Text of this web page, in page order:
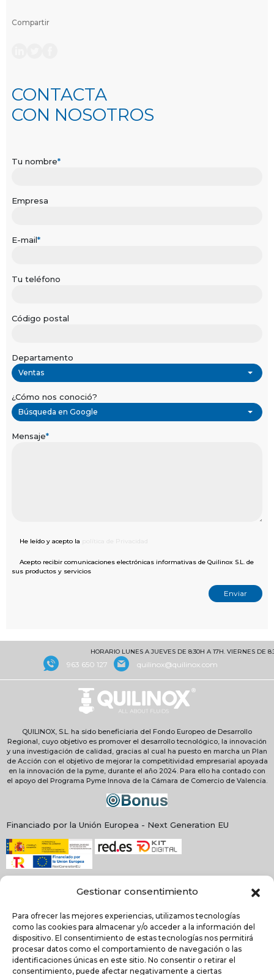
Gestionar consentimiento
Para ofrecer las mejores experiencias, utilizamos tecnologías
como las cookies para almacenar y/o acceder a la información del
dispositivo. El consentimiento de estas tecnologías nos permitirá
procesar datos como el comportamiento de navegación o las
identificaciones únicas en este sitio. No consentir o retirar el
consentimiento, puede afectar negativamente a ciertas
Compartir
CONTACTA
CON NOSOTROS
Tu nombre*
Empresa
E-mail*
Tu teléfono
Código postal
Departamento
Ventas
¿Cómo nos conoció?
Búsqueda en Google
Mensaje*
He leído y acepto la
Acepto recibir comunicaciones electrónicas informativas de Quilinox S.L. de
sus productos y servicios
HORARIO LUNES A JUEVES DE 8:30H A 17H. VIERNES DE 8:30
963 650 127 quilinox@quilinox.com
QUILINOX, S.L. ha sido beneficiaria del Fondo Europeo de Desarrollo
Regional, cuyo objetivo es promover el desarrollo tecnológico, la innovación
y una investigación de calidad, gracias al cual ha puesto en marcha un Plan
de Acción con el objetivo de mejorar la competitividad empresarial apoyada
en la innovación de la pyme, durante el año 2024. Para ello ha contado con
el apoyo del Programa Pyme Innova de la Cámara de Comercio de Valencia.
Financiado por la Unión Europea - Next Generation EU